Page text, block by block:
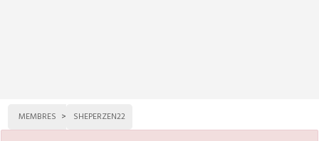
MEMBRES SHEPERZEN22